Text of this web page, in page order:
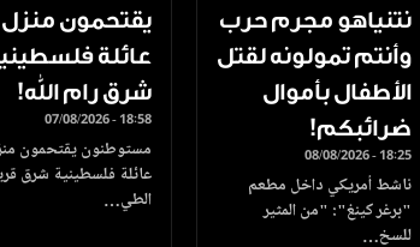
نتنياهو مجرم حرب
وأنتم تمولونه لقتل
الأطفال بأموال
ضرائبكم!
08/08/2026 - 18:25
ناشط أمريكي داخل مطعم
"برغر كينغ": "من المثير
للسخ…
يقتحمون منزل
عائلة
شرق رام الله!
07/08/2026 - 18:58
مستوطنون يقتحمون
عائلة فلسطينية شرق
الطي…